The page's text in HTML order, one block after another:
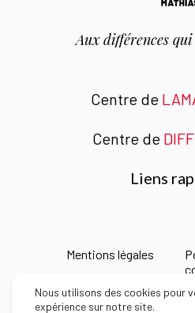
Aux différences qui
Centre de
Centre de
Liens
Mentions légales
Déclaration
Nous utilisons des cookies pour
expérience sur notre site.